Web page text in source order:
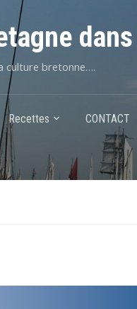
culture bretonne….
Recettes CONTACT